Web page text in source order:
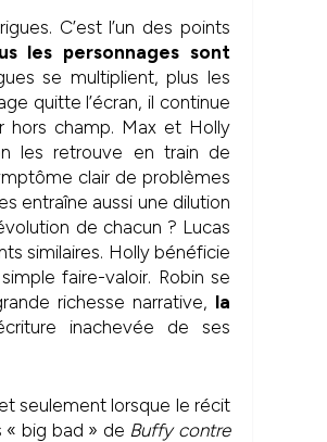
C’est l’un des points
les personnages sont
se multiplient, plus les
quitte l’écran, il continue
hors champ. Max et Holly
les retrouve en train de
clair de problèmes
entraîne aussi une dilution
de chacun ? Lucas
similaires. Holly bénéficie
faire-valoir. Robin se
richesse narrative, la
inachevée de ses
seulement lorsque le récit
« big bad » de Buffy contre